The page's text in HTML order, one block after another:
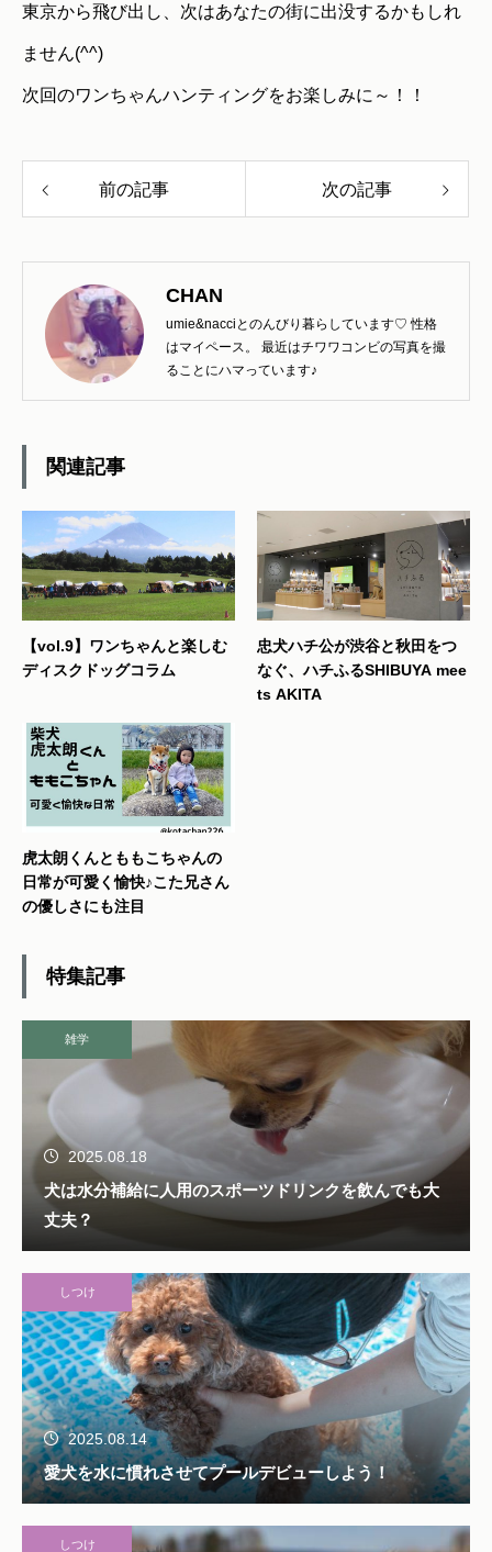
東京から飛び出し、次はあなたの街に出没するかもしれ
ません(^^)
次回のワンちゃんハンティングをお楽しみに～！！
前の記事 次の記事
CHAN
umie&nacciとのんびり暮らしています♡ 性格
はマイペース。 最近はチワワコンビの写真を撮
ることにハマっています♪
関連記事
【vol.9】ワンちゃんと楽しむ
ディスクドッグコラム
忠犬ハチ公が渋谷と秋田をつ
なぐ、ハチふるSHIBUYA mee
ts AKITA
虎太朗くんとももこちゃんの
日常が可愛く愉快♪こた兄さん
の優しさにも注目
特集記事
雑学
2025.08.18
犬は水分補給に人用のスポーツドリンクを飲んでも大
丈夫？
しつけ
2025.08.14
愛犬を水に慣れさせてプールデビューしよう！
しつけ